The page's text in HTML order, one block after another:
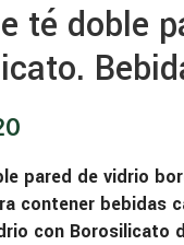
té doble
pared de vidrio
contener bebidas
con Borosilicato